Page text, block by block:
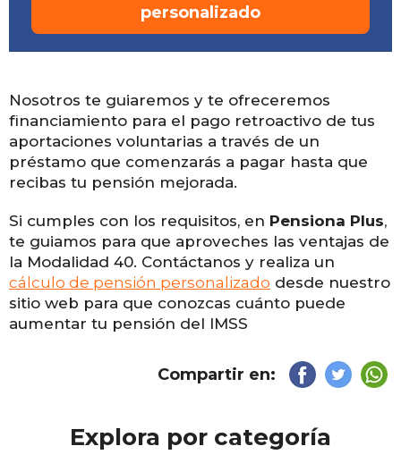
personalizado
Nosotros te guiaremos y te ofreceremos
financiamiento para el pago retroactivo de tus
aportaciones voluntarias a través de un
préstamo que comenzarás a pagar hasta que
recibas tu pensión mejorada.
Si cumples con los requisitos, en Pensiona Plus,
te guiamos para que aproveches las ventajas de
la Modalidad 40. Contáctanos y realiza un
cálculo de pensión personalizado desde nuestro
sitio web para que conozcas cuánto puede
aumentar tu pensión del IMSS
Compartir en:
Explora por categoría